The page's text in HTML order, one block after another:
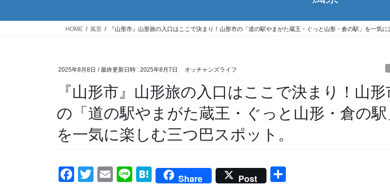
HOME 風景 『山形市』山形旅の入口はここで決まり！山形市の「道の駅やまがた蔵王・ぐっと山形・倉の駅」を一気に
2025年8月8日 / 最終更新日時 : 2025年8月7日 オッチャンズライフ
『山形市』山形旅の入口はここで決まり！山形
の「道の駅やまがた蔵王・ぐっと山形・倉の駅
を一気に楽しむ三つ巴スポット。
F
T
E
Li
H
Share Post